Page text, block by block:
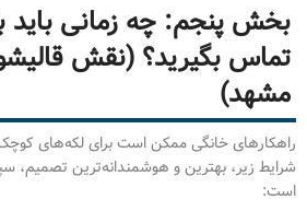
بخش پنجم: چه زمانی
تماس بگیرید؟ (نقش
مشهد)
راهکارهای خانگی ممکن است برای لکه‌های کوچک
شرایط زیر، بهترین و هوشمندانه‌ترین تصمیم،
است: